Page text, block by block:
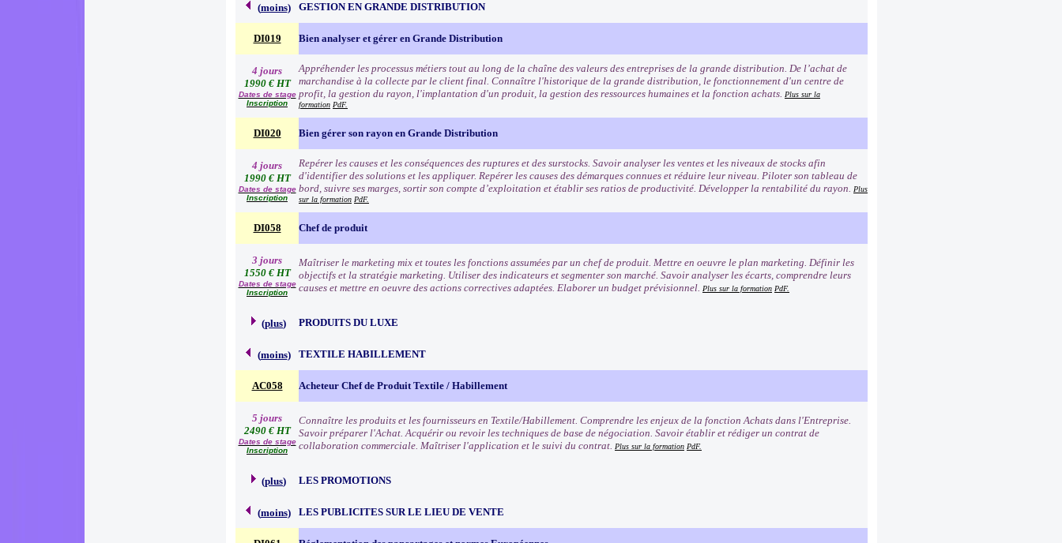
(moins) GESTION EN GRANDE DISTRIBUTION
DI019 Bien analyser et gérer en Grande Distribution
4 jours
1990 € HT
Dates de stage
Inscription
Appréhender les processus métiers tout au long de la chaîne des valeurs des entreprises de la grande distribution. De l’achat de
marchandise à la collecte par le client final. Connaître l'historique de la grande distribution, le fonctionnement d'un centre de
profit, la gestion du rayon, l'implantation d'un produit, la gestion des ressources humaines et la fonction achats. Plus sur la
formation PdF.
DI020 Bien gérer son rayon en Grande Distribution
4 jours
1990 € HT
Dates de stage
Inscription
Repérer les causes et les conséquences des ruptures et des surstocks. Savoir analyser les ventes et les niveaux de stocks afin
d'identifier des solutions et les appliquer. Repérer les causes des démarques connues et réduire leur niveau. Piloter son tableau de
bord, suivre ses marges, sortir son compte d’exploitation et établir ses ratios de productivité. Développer la rentabilité du rayon. Plus
sur la formation PdF.
DI058 Chef de produit
3 jours
1550 € HT
Dates de stage
Inscription
Maîtriser le marketing mix et toutes les fonctions assumées par un chef de produit. Mettre en oeuvre le plan marketing. Définir les
objectifs et la stratégie marketing. Utiliser des indicateurs et segmenter son marché. Savoir analyser les écarts, comprendre leurs
causes et mettre en oeuvre des actions correctives adaptées. Elaborer un budget prévisionnel. Plus sur la formation PdF.
(plus) PRODUITS DU LUXE
(moins) TEXTILE HABILLEMENT
AC058 Acheteur Chef de Produit Textile / Habillement
5 jours
2490 € HT
Dates de stage
Inscription
Connaître les produits et les fournisseurs en Textile/Habillement. Comprendre les enjeux de la fonction Achats dans l'Entreprise.
Savoir préparer l'Achat. Acquérir ou revoir les techniques de base de négociation. Savoir établir et rédiger un contrat de
collaboration commerciale. Maîtriser l'application et le suivi du contrat. Plus sur la formation PdF.
(plus) LES PROMOTIONS
(moins) LES PUBLICITES SUR LE LIEU DE VENTE